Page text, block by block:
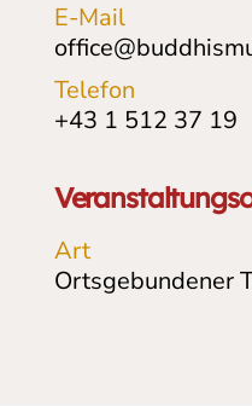
E-Mail
Telefon
+43 1 512 37 19
Art
Ortsgebundener